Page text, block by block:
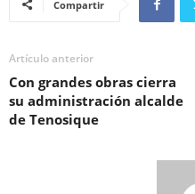
Compartir
Artículo anterior
Con grandes obras cierra
su administración alcalde
de Tenosique